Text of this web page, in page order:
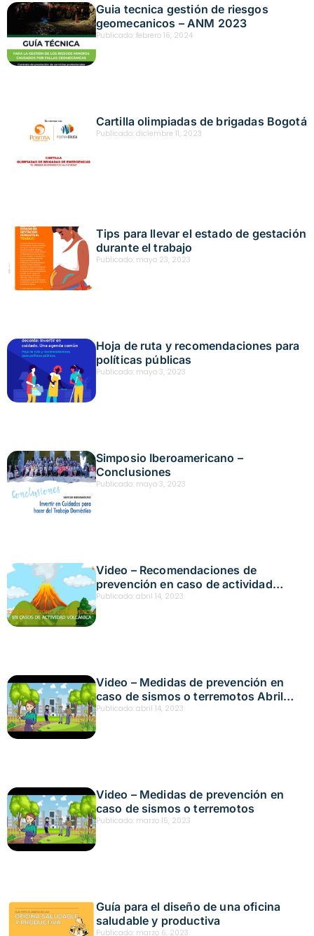
Guia tecnica gestión de riesgos
geomecanicos – ANM 2023
Publicado: febrero 16, 2024
Cartilla olimpiadas de brigadas Bogotá
Publicado: diciembre 11, 2023
Tips para llevar el estado de gestación
durante el trabajo
Publicado: mayo 23, 2023
Hoja de ruta y recomendaciones para
políticas públicas
Publicado: mayo 3, 2023
Simposio Iberoamericano –
Conclusiones
Publicado: mayo 3, 2023
Video – Recomendaciones de
prevención en caso de actividad
volcánica – Abril 2023
Publicado: abril 14, 2023
Video – Medidas de prevención en
caso de sismos o terremotos Abril
2023
Publicado: abril 14, 2023
Video – Medidas de prevención en
caso de sismos o terremotos
Publicado: marzo 15, 2023
Guía para el diseño de una oficina
saludable y productiva
Publicado: marzo 6, 2023